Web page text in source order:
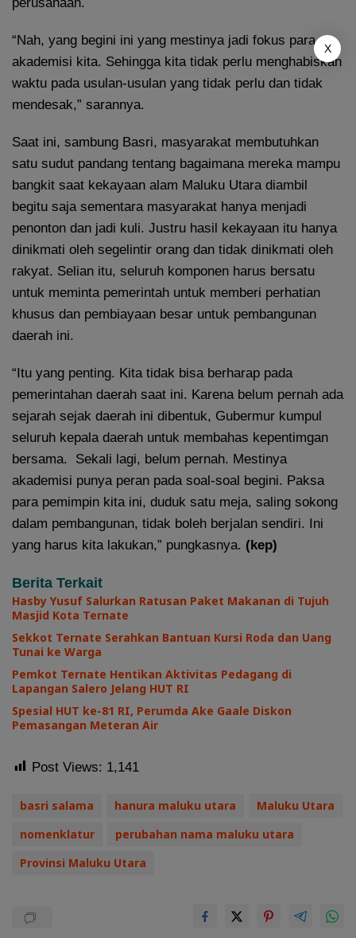
“Nah, yang begini ini yang mestinya jadi fokus para
akademisi kita. Sehingga kita tidak perlu menghabiskan
waktu pada usulan-usulan yang tidak perlu dan tidak
mendesak,” sarannya.
Saat ini, sambung Basri, masyarakat membutuhkan
satu sudut pandang tentang bagaimana mereka mampu
bangkit saat kekayaan alam Maluku Utara diambil
begitu saja sementara masyarakat hanya menjadi
penonton dan jadi kuli. Justru hasil kekayaan itu hanya
dinikmati oleh segelintir orang dan tidak dinikmati oleh
rakyat. Selian itu, seluruh komponen harus bersatu
untuk meminta pemerintah untuk memberi perhatian
khusus dan pembiayaan besar untuk pembangunan
daerah ini.
“Itu yang penting. Kita tidak bisa berharap pada
pemerintahan daerah saat ini. Karena belum pernah ada
sejarah sejak daerah ini dibentuk, Gubermur kumpul
seluruh kepala daerah untuk membahas kepentimgan
bersama. Sekali lagi, belum pernah. Mestinya
akademisi punya peran pada soal-soal begini. Paksa
para pemimpin kita ini, duduk satu meja, saling sokong
dalam pembangunan, tidak boleh berjalan sendiri. Ini
yang harus kita lakukan,” pungkasnya. (kep)
Berita Terkait
Hasby Yusuf Salurkan Ratusan Paket Makanan di Tujuh
Masjid Kota Ternate
Sekkot Ternate Serahkan Bantuan Kursi Roda dan Uang
Tunai ke Warga
Pemkot Ternate Hentikan Aktivitas Pedagang di
Lapangan Salero Jelang HUT RI
Spesial HUT ke-81 RI, Perumda Ake Gaale Diskon
Pemasangan Meteran Air
Post Views: 1,141
basri salama hanura maluku utara
Maluku Utara
nomenklatur
perubahan nama maluku utara
Provinsi Maluku Utara
X